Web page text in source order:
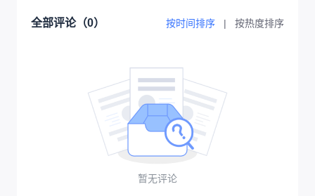
全部评论（0） 按时间排序 | 按热度排序
暂无评论